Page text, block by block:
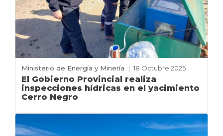
Ministerio de Energía y Minería | 18 Octubre 2025
El Gobierno Provincial realiza
inspecciones hídricas en el yacimiento
Cerro Negro